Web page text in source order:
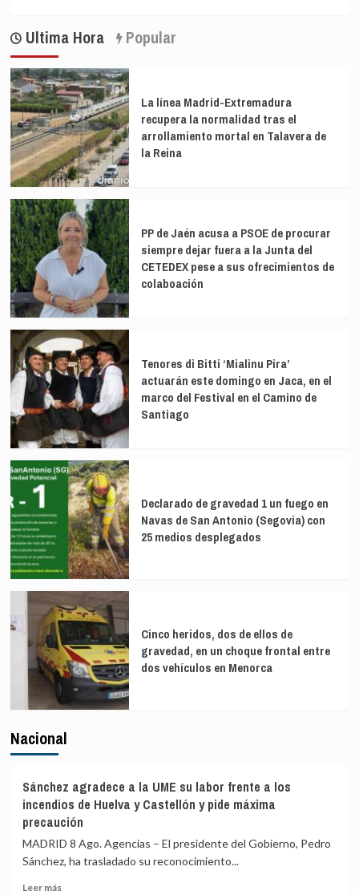
Ultima Hora Popular
La línea Madrid-Extremadura
recupera la normalidad tras el
arrollamiento mortal en Talavera de
la Reina
PP de Jaén acusa a PSOE de procurar
siempre dejar fuera a la Junta del
CETEDEX pese a sus ofrecimientos de
colaboación
Tenores di Bitti ‘Mialinu Pira’
actuarán este domingo en Jaca, en el
marco del Festival en el Camino de
Santiago
Declarado de gravedad 1 un fuego en
Navas de San Antonio (Segovia) con
25 medios desplegados
Cinco heridos, dos de ellos de
gravedad, en un choque frontal entre
dos vehículos en Menorca
Nacional
Sánchez agradece a la UME su labor frente a los
incendios de Huelva y Castellón y pide máxima
precaución
MADRID 8 Ago. Agencias – El presidente del Gobierno, Pedro
Sánchez, ha trasladado su reconocimiento...
Leer másLeer